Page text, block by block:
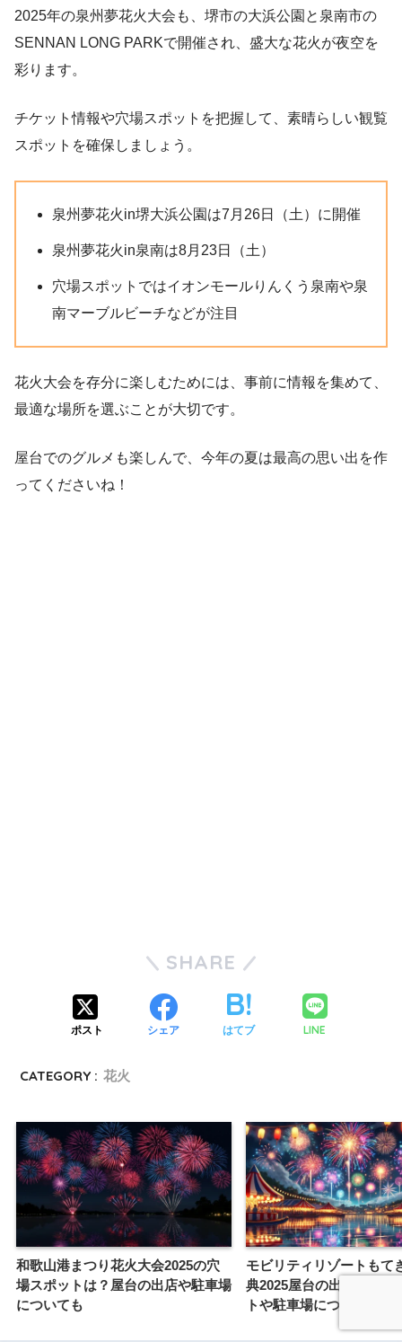
2025年の泉州夢花火大会も、堺市の大浜公園と泉南市の
SENNAN LONG PARKで開催され、盛大な花火が夜空を
彩ります。
チケット情報や穴場スポットを把握して、素晴らしい観覧
スポットを確保しましょう。
泉州夢花火in堺大浜公園は7月26日（土）に開催
泉州夢花火in泉南は8月23日（土）
穴場スポットではイオンモールりんくう泉南や泉
南マーブルビーチなどが注目
花火大会を存分に楽しむためには、事前に情報を集めて、
最適な場所を選ぶことが大切です。
屋台でのグルメも楽しんで、今年の夏は最高の思い出を作
ってくださいね！
SHARE
ポスト シェア はてブ LINE
CATEGORY : 花火
和歌山港まつり花火大会2025の穴
場スポットは？屋台の出店や駐車場
についても
モビリティリゾートもて
典2025屋台の出店は？穴
トや駐車場についても